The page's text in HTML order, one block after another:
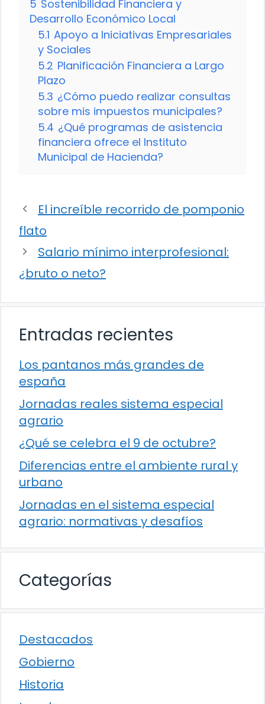
5 Sostenibilidad Financiera y
Desarrollo Económico Local
5.1 Apoyo a Iniciativas Empresariales
y Sociales
5.2 Planificación Financiera a Largo
Plazo
5.3 ¿Cómo puedo realizar consultas
sobre mis impuestos municipales?
5.4 ¿Qué programas de asistencia
financiera ofrece el Instituto
Municipal de Hacienda?
El increíble recorrido de pomponio
flato
Salario mínimo interprofesional:
¿bruto o neto?
Entradas recientes
Los pantanos más grandes de
españa
Jornadas reales sistema especial
agrario
¿Qué se celebra el 9 de octubre?
Diferencias entre el ambiente rural y
urbano
Jornadas en el sistema especial
agrario: normativas y desafíos
Categorías
Destacados
Gobierno
Historia